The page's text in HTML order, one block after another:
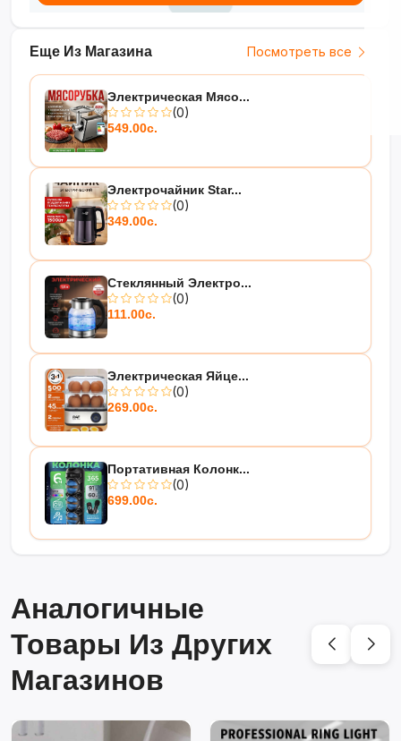
Еще Из Магазина Посмотреть все
Электрическая Мясо...
(0)
549.00с.
Электрочайник Star...
(0)
349.00с.
Стеклянный Электро...
(0)
111.00с.
Электрическая Яйце...
(0)
269.00с.
Портативная Колонк...
(0)
699.00с.
Аналогичные
Товары Из Других
Магазинов